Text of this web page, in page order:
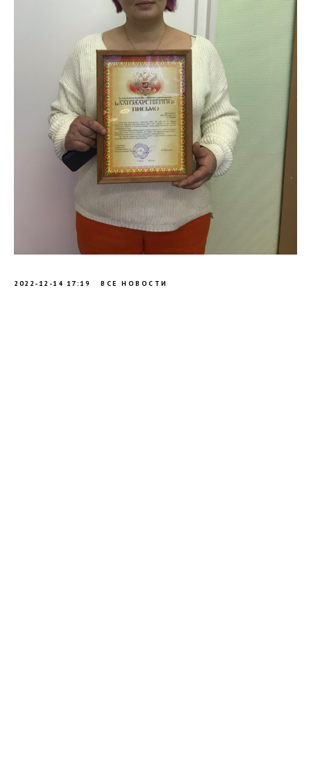
2022-12-14 17:19 ВСЕ НОВОСТИ